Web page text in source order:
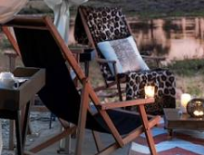
Le Guide
Conseils pratiques, témoignages